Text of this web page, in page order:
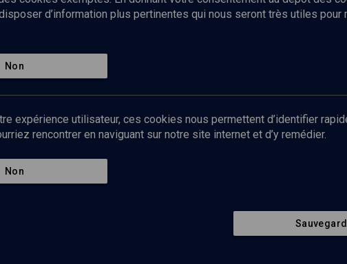
Politique de protection des données
personnelles
Mentions légales
Contact
d’information plus pertinentes qui nous seront très utiles pour
Non
expérience utilisateur, ces cookies nous permettent d’identifier
rencontrer en naviguant sur notre site internet et d’y remédier.
Non